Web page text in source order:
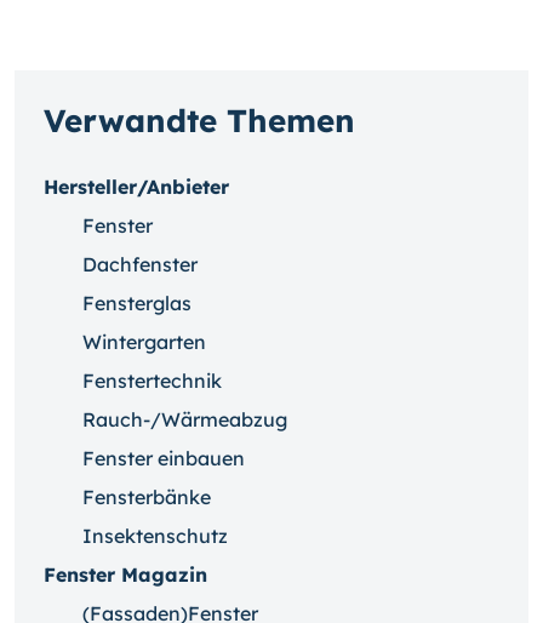
Verwandte Themen
Hersteller/Anbieter
Fenster
Dachfenster
Fensterglas
Wintergarten
Fenstertechnik
Rauch-/Wärmeabzug
Fenster einbauen
Fensterbänke
Insektenschutz
Fenster Magazin
(Fassaden)Fenster